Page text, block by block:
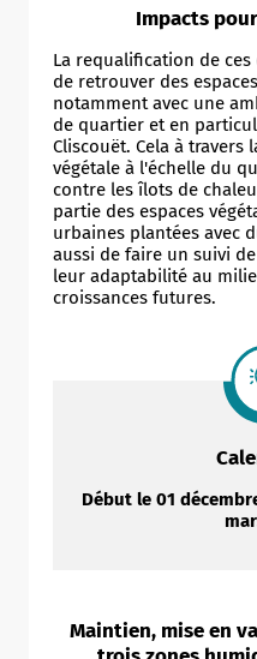
Impacts
La requalification de
de retrouver des
notamment avec une
de quartier et en
Cliscouët. Cela à
végétale à l'échelle du
contre les îlots de
partie des espaces
urbaines plantées avec
aussi de faire un suivi
leur adaptabilité au
croissances futures.
Début le 01
Maintien, mise en